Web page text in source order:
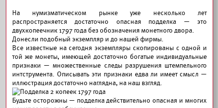
На нумизматическом рынке уже несколько лет
распространяется достаточно опасная подделка — это
двухкопеечник 1797 года без обозначения монетного двора.
Донесли подобный экземпляр и до нашей фирмы.
Все известные на сегодня экземпляры скопированы с одной и
той же монеты, имеющей достаточно богатые индивидуальные
признаки — множественные следы разрушения штемпельного
интструмента. Описывать эти признаки едва ли имеет смысл —
иллюстрация достаточно наглядна, на наш взгляд.
Будьте осторожны — подделка действительно опасная и многих